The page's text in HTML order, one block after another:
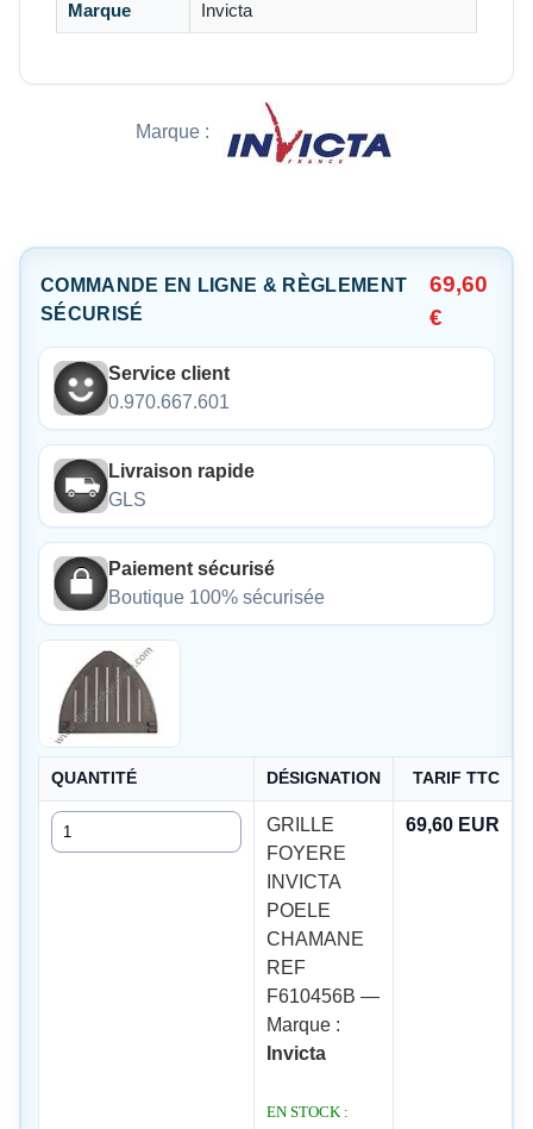
Marque Invicta
Marque :
COMMANDE EN LIGNE & RÈGLEMENT
SÉCURISÉ
69,60
€
Service client
0.970.667.601
Livraison rapide
GLS
Paiement sécurisé
Boutique 100% sécurisée
QUANTITÉ DÉSIGNATION TARIF TTC
Quantité
GRILLE
FOYERE
INVICTA
POELE
CHAMANE
REF
F610456B —
Marque :
Invicta
EN STOCK :
69,60 EUR